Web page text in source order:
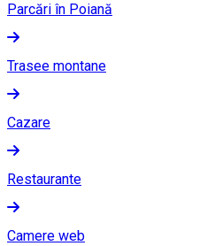
Parcări în Poiană
Trasee montane
Cazare
Restaurante
Camere web